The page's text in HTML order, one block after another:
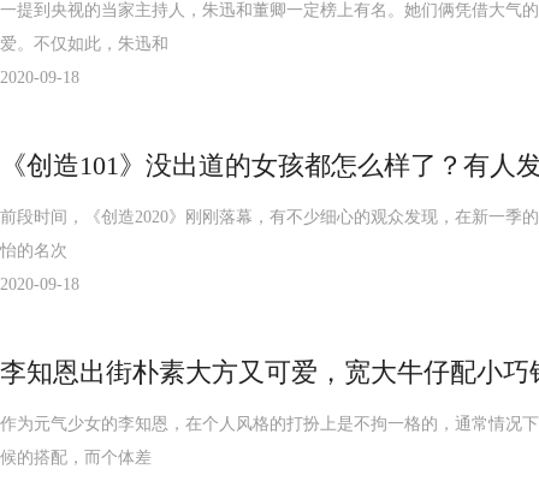
一提到央视的当家主持人，朱迅和董卿一定榜上有名。她们俩凭借大气
爱。不仅如此，朱迅和
2020-09-18
《创造101》没出道的女孩都怎么样了？有人
前段时间，《创造2020》刚刚落幕，有不少细心的观众发现，在新一季
怡的名次
2020-09-18
李知恩出街朴素大方又可爱，宽大牛仔配小
作为元气少女的李知恩，在个人风格的打扮上是不拘一格的，通常情况
候的搭配，而个体差